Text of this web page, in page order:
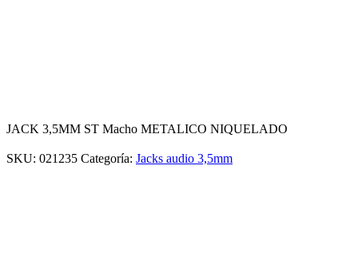
JACK 3,5MM ST Macho METALICO NIQUELADO
SKU: 021235 Categoría: Jacks audio 3,5mm